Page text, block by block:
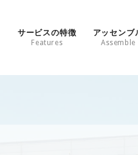
サービスの特徴
Features
アッセンブ
Assemble